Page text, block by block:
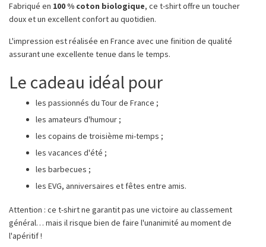
Fabriqué en 100 % coton biologique, ce t-shirt offre un toucher
doux et un excellent confort au quotidien.
L'impression est réalisée en France avec une finition de qualité
assurant une excellente tenue dans le temps.
Le cadeau idéal pour
les passionnés du Tour de France ;
les amateurs d'humour ;
les copains de troisième mi-temps ;
les vacances d'été ;
les barbecues ;
les EVG, anniversaires et fêtes entre amis.
Attention : ce t-shirt ne garantit pas une victoire au classement
général… mais il risque bien de faire l'unanimité au moment de
l'apéritif !